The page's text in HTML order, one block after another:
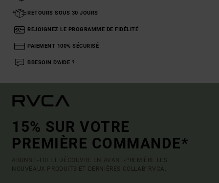
RETOURS SOUS 30 JOURS
REJOIGNEZ LE PROGRAMME DE FIDÉLITÉ
PAIEMENT 100% SÉCURISÉ
BBESOIN D'AIDE ?
15% SUR VOTRE
PREMIÈRE COMMANDE*
ABONNE-TOI ET DÉCOUVRE EN AVANT-PREMIÈRE LES
NOUVEAUX PRODUITS ET DERNIÈRES COLLAB' RVCA.